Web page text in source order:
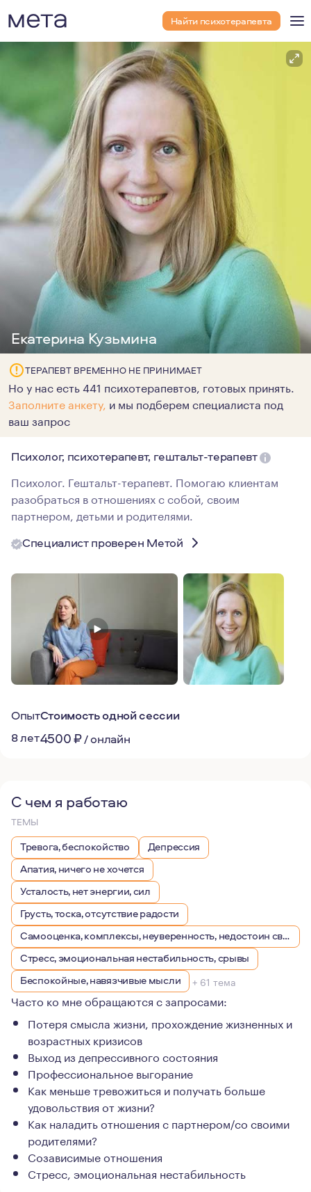
Найти психотерапевта
Екатерина Кузьмина
ТЕРАПЕВТ ВРЕМЕННО НЕ ПРИНИМАЕТ
Но у нас есть 441 психотерапевтов, готовых принять.
Заполните анкету, и мы подберем специалиста под
ваш запрос
Психолог, психотерапевт, гештальт-терапевт
Психолог. Гештальт-терапевт. Помогаю клиентам
разобраться в отношениях с собой, своим
партнером, детьми и родителями.
Специалист проверен Метой
Опыт
8 лет
Стоимость одной сессии
4500₽/онлайн
С чем я работаю
ТЕМЫ
Тревога, беспокойство
Депрессия
Апатия, ничего не хочется
Усталость, нет энергии, сил
Грусть, тоска, отсутствие радости
Самооценка, комплексы, неуверенность, недостоин своей должности или положения в обществе
Стресс, эмоциональная нестабильность, срывы
Беспокойные, навязчивые мысли
+ 61 тема
Часто ко мне обращаются с запросами:
Потеря смысла жизни, прохождение жизненных и
возрастных кризисов
Выход из депрессивного состояния
Профессиональное выгорание
Как меньше тревожиться и получать больше
удовольствия от жизни?
Как наладить отношения с партнером/со своими
родителями?
Созависимые отношения
Стресс, эмоциональная нестабильность